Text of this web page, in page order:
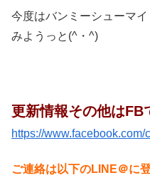
今度はバンミーシューマ
みようっと(^・^)
更新情報その他はFB
https://www.facebook.com/
ご連絡は以下のLINE＠に